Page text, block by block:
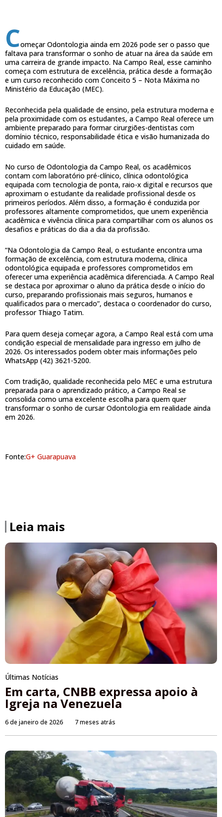
Começar Odontologia ainda em 2026 pode ser o passo que
faltava para transformar o sonho de atuar na área da saúde em
uma carreira de grande impacto. Na Campo Real, esse caminho
começa com estrutura de excelência, prática desde a formação
e um curso reconhecido com Conceito 5 – Nota Máxima no
Ministério da Educação (MEC).
Reconhecida pela qualidade de ensino, pela estrutura moderna e
pela proximidade com os estudantes, a Campo Real oferece um
ambiente preparado para formar cirurgiões-dentistas com
domínio técnico, responsabilidade ética e visão humanizada do
cuidado em saúde.
No curso de Odontologia da Campo Real, os acadêmicos
contam com laboratório pré-clínico, clínica odontológica
equipada com tecnologia de ponta, raio-x digital e recursos que
aproximam o estudante da realidade profissional desde os
primeiros períodos. Além disso, a formação é conduzida por
professores altamente comprometidos, que unem experiência
acadêmica e vivência clínica para compartilhar com os alunos os
desafios e práticas do dia a dia da profissão.
“Na Odontologia da Campo Real, o estudante encontra uma
formação de excelência, com estrutura moderna, clínica
odontológica equipada e professores comprometidos em
oferecer uma experiência acadêmica diferenciada. A Campo Real
se destaca por aproximar o aluno da prática desde o início do
curso, preparando profissionais mais seguros, humanos e
qualificados para o mercado”, destaca o coordenador do curso,
professor Thiago Tatim.
Para quem deseja começar agora, a Campo Real está com uma
condição especial de mensalidade para ingresso em julho de
2026. Os interessados podem obter mais informações pelo
WhatsApp (42) 3621-5200.
Com tradição, qualidade reconhecida pelo MEC e uma estrutura
preparada para o aprendizado prático, a Campo Real se
consolida como uma excelente escolha para quem quer
transformar o sonho de cursar Odontologia em realidade ainda
em 2026.
Fonte:G+ Guarapuava
Leia mais
Últimas Notícias
Em carta, CNBB expressa apoio à
Igreja na Venezuela
6 de janeiro de 2026 7 meses atrás